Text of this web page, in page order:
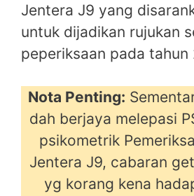
Jentera J9 yang
untuk dijadikan rujukan
peperiksaan pada tahun
Nota Penting:
dah berjaya melepasi
psikometrik
Jentera J9, cabaran
yg korang kena